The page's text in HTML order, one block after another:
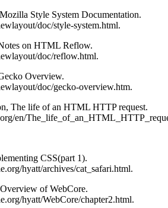
Style System Documentation.
doc/style-system.html.
on HTML Reflow.
doc/reflow.html.
Overview.
doc/gecko-overview.htm.
The life of an HTML HTTP request.
en/
CSS(part 1).
hyatt/archives/cat_safari.html.
of WebCore.
hyatt/WebCore/chapter2.html.